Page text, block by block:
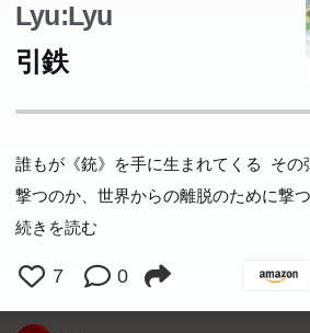
Lyu:Lyu
引鉄
誰もが《銃》を手に生まれてくる その
撃つのか、世界からの離脱のために撃
続きを読む
7 0